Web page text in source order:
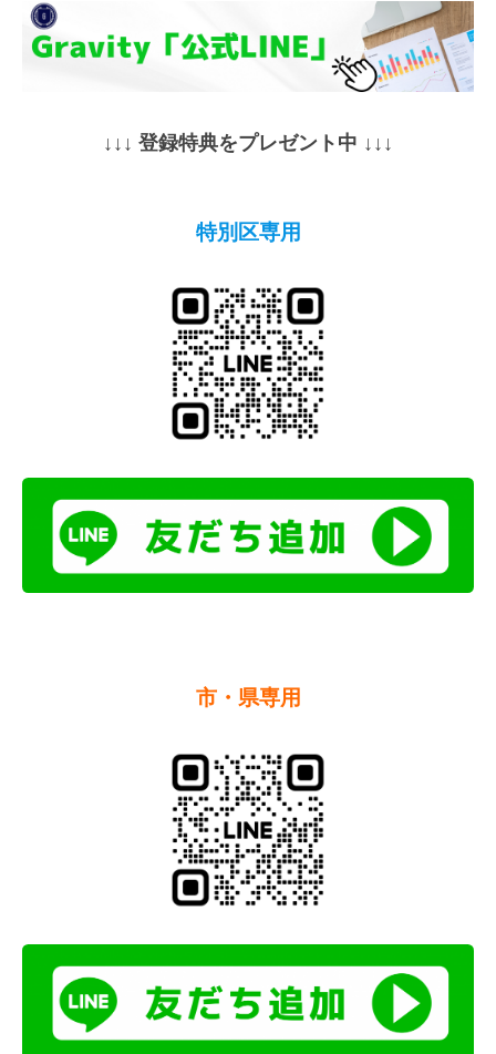
↓↓↓ 登録特典をプレゼント中 ↓↓↓
特別区専用
市・県専用